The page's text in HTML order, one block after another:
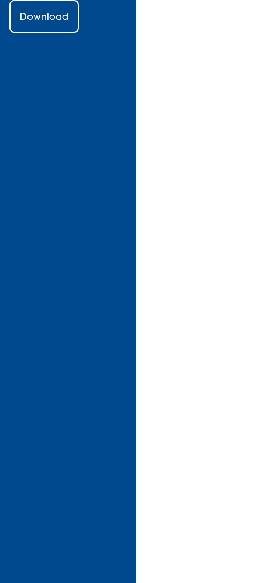
Download